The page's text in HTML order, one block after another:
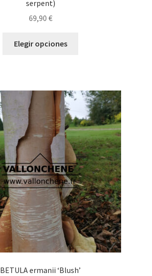
serpent)
69,90 €
Elegir opciones
variantes.
Las
opciones
se
pueden
elegir
en
la
página
de
producto
BETULA ermanii ‘Blush’